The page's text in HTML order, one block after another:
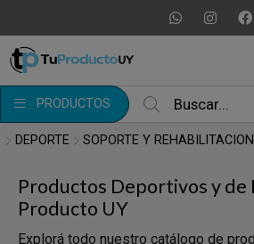
PRODUCTOS
MI COMPRA
DEPORTE SOPORTE Y REHABILITACION
Productos Deportivos y de
Producto UY
Explorá todo nuestro catálogo de